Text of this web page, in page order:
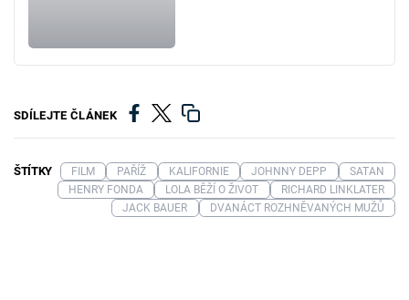
SDÍLEJTE ČLÁNEK
ŠTÍTKY FILM PAŘÍŽ KALIFORNIE JOHNNY DEPP
SATAN
HENRY FONDA
LOLA BĚŽÍ O ŽIVOT
RICHARD LINKLATER
JACK BAUER
DVANÁCT ROZHNĚVANÝCH MUŽŮ